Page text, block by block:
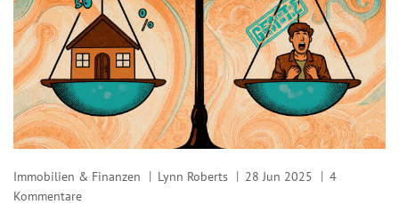
Immobilien & Finanzen Lynn Roberts 28 Jun 2025
4
Kommentare